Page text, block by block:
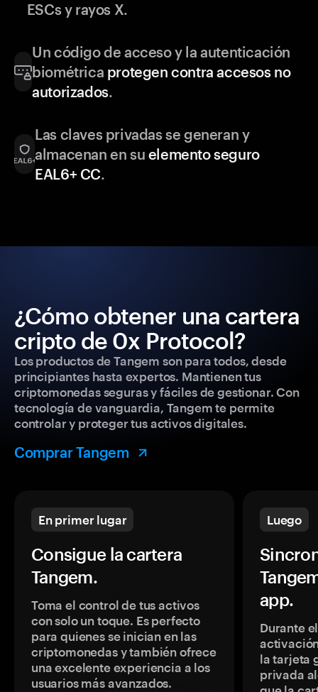
ESCs y rayos X.
Un código de acceso y la autenticación
biométrica protegen contra accesos no
autorizados.
Las claves privadas se generan y
almacenan en su elemento seguro
EAL6+ CC.
¿Cómo obtener una cartera
cripto de 0x Protocol?
Los productos de Tangem son para todos, desde
principiantes hasta expertos. Mantienen tus
criptomonedas seguras y fáciles de gestionar. Con
tecnología de vanguardia, Tangem te permite
controlar y proteger tus activos digitales.
Comprar Tangem
En primer lugar
Consigue la cartera
Tangem.
Toma el control de tus activos
con solo un toque. Es perfecto
para quienes se inician en las
criptomonedas y también ofrece
una excelente experiencia a los
usuarios más avanzados.
Luego
app.
Durante
la tarjeta
privada